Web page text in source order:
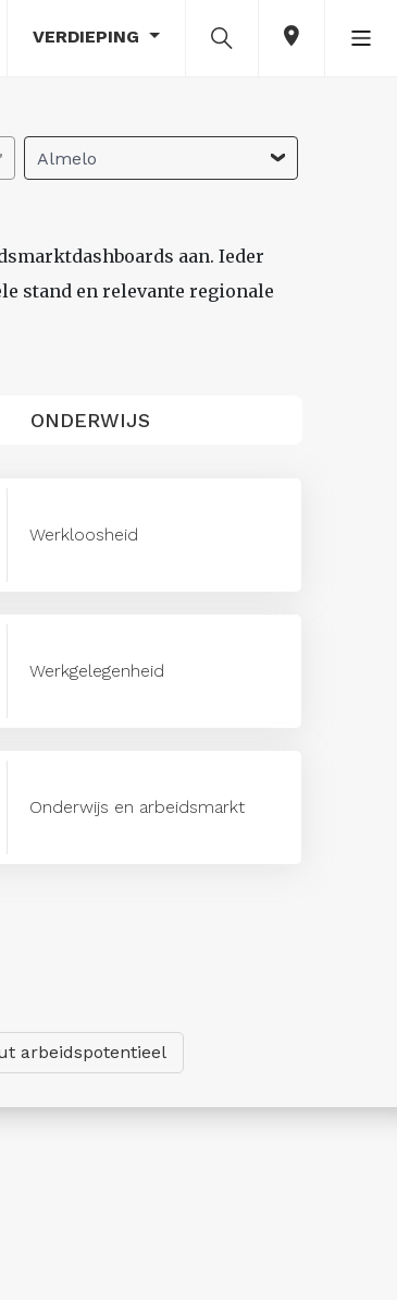
VERDIEPING
Almelo
aan. Ieder
stand en relevante regionale
ONDERWIJS
Werkloosheid
Werkgelegenheid
Onderwijs en arbeidsmarkt
arbeidspotentieel